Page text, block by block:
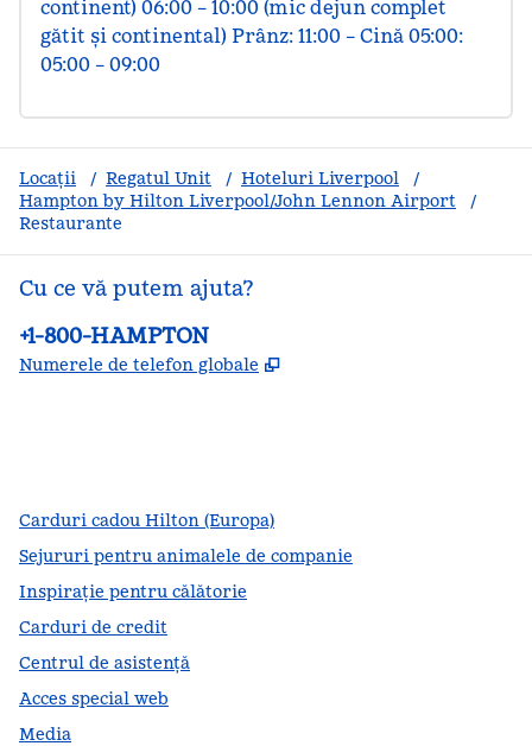
continent) 06:00 – 10:00 (mic dejun complet
gătit și continental) Prânz: 11:00 – Cină 05:00:
05:00 – 09:00
Locații / Regatul Unit / Hoteluri Liverpool
/
Hampton by Hilton Liverpool/John Lennon Airport
/
Restaurante
Cu ce vă putem ajuta?
Telefon:
+1-800-HAMPTON
Numerele de telefon globale ,
Carduri cadou Hilton (Europa)
Sejururi pentru animalele de companie
Inspirație pentru călătorie
Carduri de credit
Centrul de asistență
Acces special web
Media